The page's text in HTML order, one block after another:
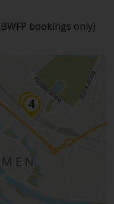
bookings only)